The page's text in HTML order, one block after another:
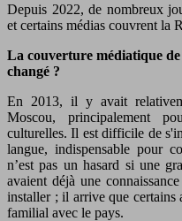
Depuis 2022, de nombreux
et certains médias couvrent la
La couverture médiatique
changé ?
En 2013, il y avait
Moscou, principalement
culturelles. Il est difficile de
langue, indispensable pour
n’est pas un hasard si une
avaient déjà une
installer ; il arrive que certains
familial avec le pays.